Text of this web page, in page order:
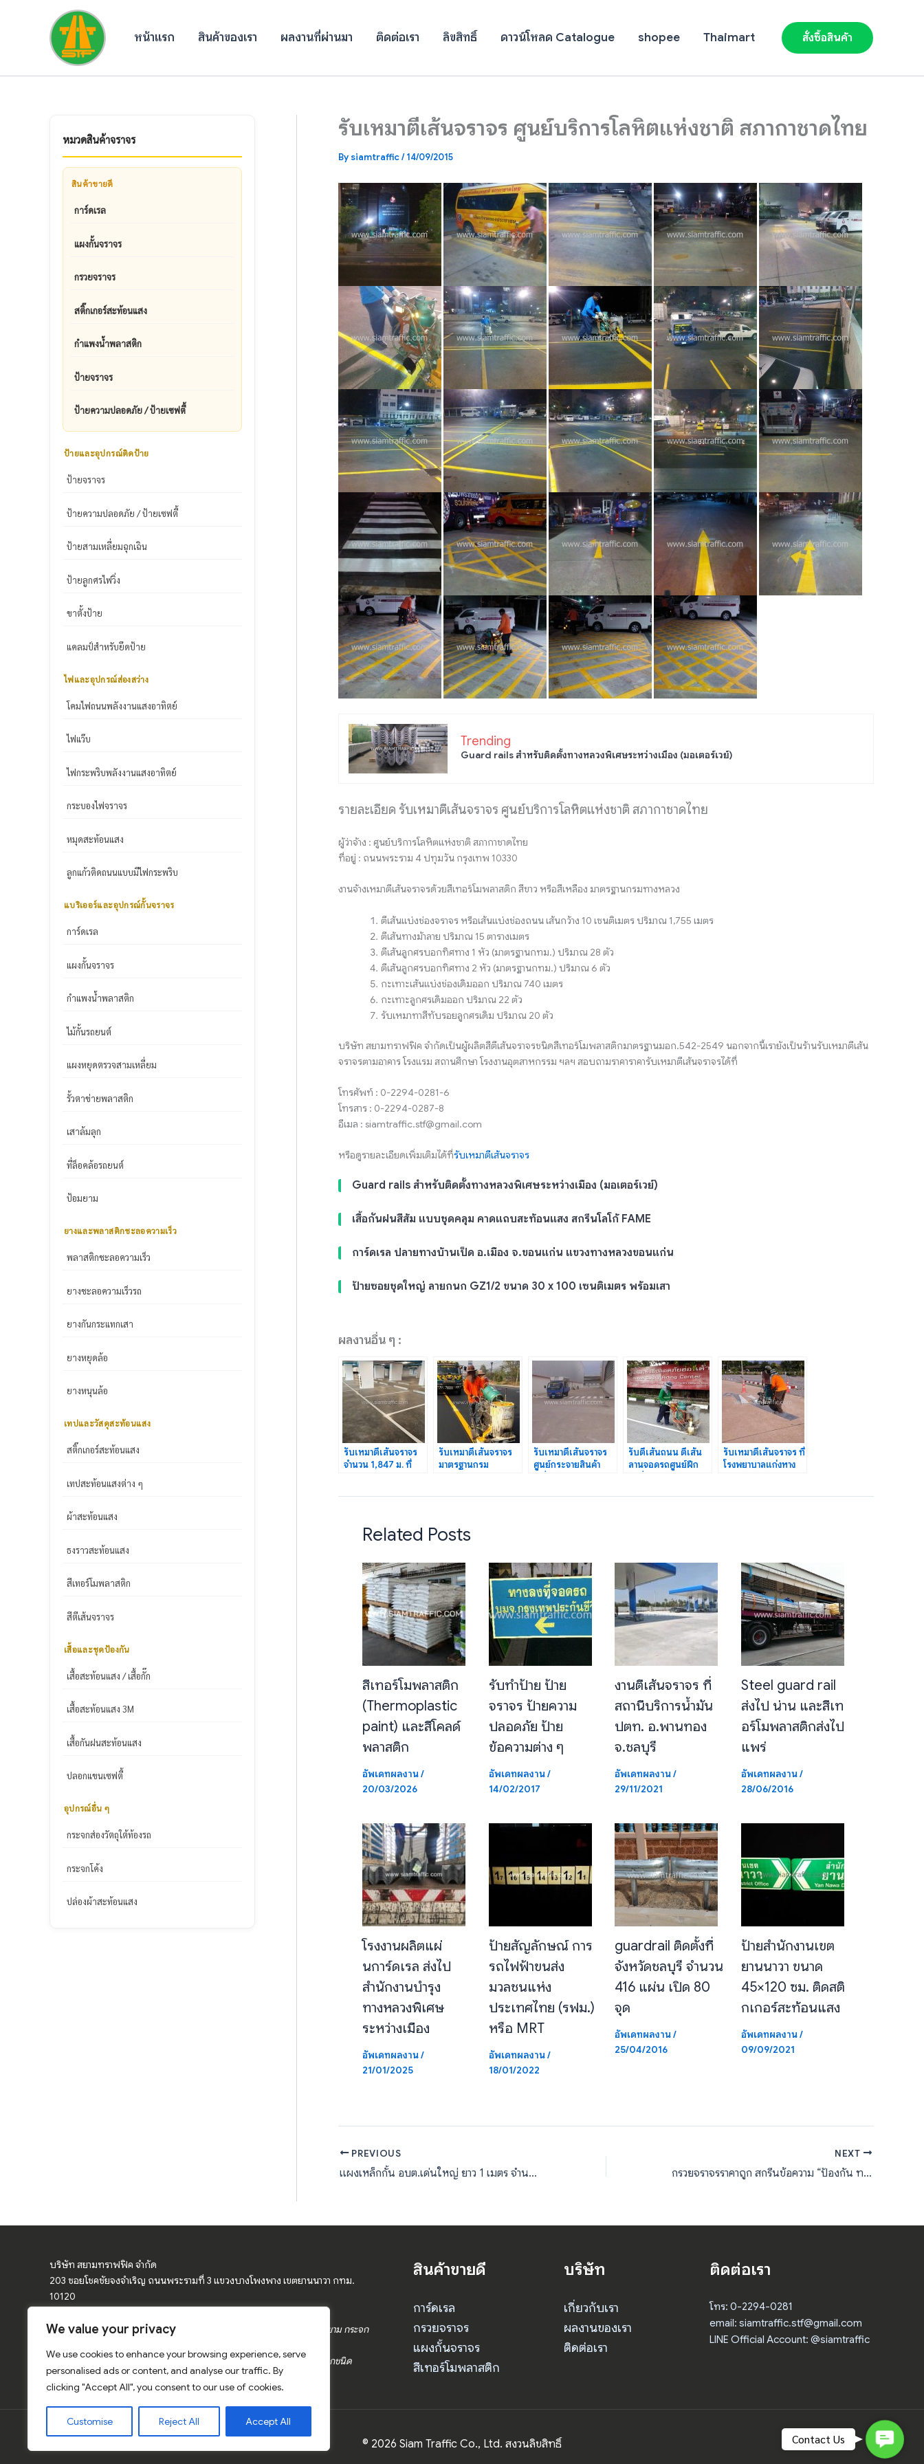
We value your privacy
We use cookies to enhance your browsing experience, serve
personalised ads or content, and analyse our traffic. By
clicking "Accept All", you consent to our use of cookies.
Customise Reject All Accept All
หน้าแรก สินค้าของเรา ผลงานที่ผ่านมา ติดต่อเรา ลิขสิทธิ์ ดาวน์โหลด Catalogue shopee Thaimart สั่งซื้อสินค้า
หมวดสินค้าจราจร
สินค้าขายดี
การ์ดเรล
แผงกั้นจราจร
กรวยจราจร
สติ๊กเกอร์สะท้อนแสง
กำแพงน้ำพลาสติก
ป้ายจราจร
ป้ายความปลอดภัย / ป้ายเซฟตี้
ป้ายและอุปกรณ์ติดป้าย
ป้ายจราจร
ป้ายความปลอดภัย / ป้ายเซฟตี้
ป้ายสามเหลี่ยมฉุกเฉิน
ป้ายลูกศรไฟวิ่ง
ขาตั้งป้าย
แคลมป์สำหรับยึดป้าย
ไฟและอุปกรณ์ส่องสว่าง
โคมไฟถนนพลังงานแสงอาทิตย์
ไฟแว๊บ
ไฟกระพริบพลังงานแสงอาทิตย์
กระบองไฟจราจร
หมุดสะท้อนแสง
ลูกแก้วติดถนนแบบมีไฟกระพริบ
แบริเออร์และอุปกรณ์กั้นจราจร
การ์ดเรล
แผงกั้นจราจร
กำแพงน้ำพลาสติก
ไม้กั้นรถยนต์
แผงหยุดตรวจสามเหลี่ยม
รั้วตาข่ายพลาสติก
เสาล้มลุก
ที่ล็อคล้อรถยนต์
ป้อมยาม
ยางและพลาสติกชะลอความเร็ว
พลาสติกชะลอความเร็ว
ยางชะลอความเร็วรถ
ยางกันกระแทกเสา
ยางหยุดล้อ
ยางหนุนล้อ
เทปและวัสดุสะท้อนแสง
สติ๊กเกอร์สะท้อนแสง
เทปสะท้อนแสงต่าง ๆ
ผ้าสะท้อนแสง
ธงราวสะท้อนแสง
สีเทอร์โมพลาสติก
สีตีเส้นจราจร
เสื้อและชุดป้องกัน
เสื้อสะท้อนแสง / เสื้อกั๊ก
เสื้อสะท้อนแสง 3M
เสื้อกันฝนสะท้อนแสง
ปลอกแขนเซฟตี้
อุปกรณ์อื่น ๆ
กระจกส่องวัตถุใต้ท้องรถ
กระจกโค้ง
ปล่องผ้าสะท้อนแสง
รับเหมาตีเส้นจราจร ศูนย์บริการโลหิตแห่งชาติ สภากาชาดไทย
By siamtraffic/14/09/2015
Trending
Guard rails สำหรับติดตั้งทางหลวงพิเศษระหว่างเมือง (มอเตอร์เวย์)
รายละเอียด รับเหมาตีเส้นจราจร ศูนย์บริการโลหิตแห่งชาติ สภากาชาดไทย
ผู้ว่าจ้าง : ศูนย์บริการโลหิตแห่งชาติ สภากาชาดไทย
ที่อยู่ : ถนนพระราม 4 ปทุมวัน กรุงเทพ 10330
งานจ้างเหมาตีเส้นจราจรด้วยสีเทอร์โมพลาสติก สีขาว หรือสีเหลือง มาตรฐานกรมทางหลวง
ตีเส้นแบ่งช่องจราจร หรือเส้นแบ่งช่องถนน เส้นกว้าง 10 เซนติเมตร ปริมาณ 1,755 เมตร
ตีเส้นทางม้าลาย ปริมาณ 15 ตารางเมตร
ตีเส้นลูกศรบอกทิศทาง 1 หัว (มาตรฐานกทม.) ปริมาณ 28 ตัว
ตีเส้นลูกศรบอกทิศทาง 2 หัว (มาตรฐานกทม.) ปริมาณ 6 ตัว
กะเทาะเส้นแบ่งช่องเดิมออก ปริมาณ 740 เมตร
กะเทาะลูกศรเดิมออก ปริมาณ 22 ตัว
รับเหมาทาสีทับรอยลูกศรเดิม ปริมาณ 20 ตัว
บริษัท สยามทราฟฟิค จำกัดเป็นผู้ผลิตสีตีเส้นจราจรชนิดสีเทอร์โมพลาสติกมาตรฐานมอก.542-2549 นอกจากนี้เรายังเป็นร้านรับเหมาตีเส้น
จราจรตามอาคาร โรงแรม สถานศึกษา โรงงานอุตสาหกรรม ฯลฯ สอบถามราคาราคารับเหมาตีเส้นจราจรได้ที่
โทรศัพท์ : 0-2294-0281-6
โทรสาร : 0-2294-0287-8
อีเมล : siamtraffic.stf@gmail.com
หรือดูรายละเอียดเพิ่มเติมได้ที่รับเหมาตีเส้นจราจร
Guard rails สำหรับติดตั้งทางหลวงพิเศษระหว่างเมือง (มอเตอร์เวย์)
เสื้อกันฝนสีส้ม แบบชุดคลุม คาดแถบสะท้อนแสง สกรีนโลโก้ FAME
การ์ดเรล ปลายทางบ้านเป็ด อ.เมือง จ.ขอนแก่น แขวงทางหลวงขอนแก่น
ป้ายซอยชุดใหญ่ ลายกนก GZ1/2 ขนาด 30 x 100 เซนติเมตร พร้อมเสา
ผลงานอื่น ๆ :
รับเหมาตีเส้นจราจร
จำนวน 1,847 ม. ที่
รับเหมาตีเส้นจราจร
มาตรฐานกรม
รับเหมาตีเส้นจราจร
ศูนย์กระจายสินค้า
รับตีเส้นถนน ตีเส้น
ลานจอดรถศูนย์ฝึก
รับเหมาตีเส้นจราจร ที่
โรงพยาบาลแก่งหาง
Related Posts
สีเทอร์โมพลาสติก
(Thermoplastic
paint) และสีโคลด์
พลาสติก
อัพเดทผลงาน/
20/03/2026
รับทำป้าย ป้าย
จราจร ป้ายความ
ปลอดภัย ป้าย
ข้อความต่าง ๆ
อัพเดทผลงาน/
14/02/2017
งานตีเส้นจราจร ที่
สถานีบริการน้ำมัน
ปตท. อ.พานทอง
จ.ชลบุรี
อัพเดทผลงาน/
29/11/2021
Steel guard rail
ส่งไป น่าน และสีเท
อร์โมพลาสติกส่งไป
แพร่
อัพเดทผลงาน/
28/06/2016
โรงงานผลิตแผ่
นการ์ดเรล ส่งไป
สำนักงานบำรุง
ทางหลวงพิเศษ
ระหว่างเมือง
อัพเดทผลงาน/
21/01/2025
ป้ายสัญลักษณ์ การ
รถไฟฟ้าขนส่ง
มวลชนแห่ง
ประเทศไทย (รฟม.)
หรือ MRT
อัพเดทผลงาน/
18/01/2022
guardrail ติดตั้งที่
จังหวัดชลบุรี จำนวน
416 แผ่น เปิด 80
จุด
อัพเดทผลงาน/
25/04/2016
ป้ายสำนักงานเขต
ยานนาวา ขนาด
45×120 ซม. ติดสติ
กเกอร์สะท้อนแสง
อัพเดทผลงาน/
09/09/2021
PREVIOUS
แผงเหล็กกั้น อบต.เด่นใหญ่ ยาว 1 เมตร จำนวน 6 แผง
NEXT
กรวยจราจรราคาถูก สกรีนข้อความ “ป้องกัน ทต.ฉลอง” จำนวน 60 ใบ
บริษัท สยามทราฟฟิค จำกัด
203 ซอยโชคชัยจงจำเริญ ถนนพระรามที่ 3 แขวงบางโพงพาง เขตยานนาวา กทม.
10120
จำหน่ายอุปกรณ์จราจร ป้ายจราจร ป้ายเตือน กรวยจราจร แผงกั้นจราจร ป้อมยาม กระจก
การ์ดเรล ป้ายเซฟตี้ สีเทอร์โมพลาสติก สติ๊กเกอร์สะท้อนแสง อุปกรณ์จราจรทุกชนิด
สินค้าขายดี
การ์ดเรล
กรวยจราจร
แผงกั้นจราจร
สีเทอร์โมพลาสติก
บริษัท
เกี่ยวกับเรา
ผลงานของเรา
ติดต่อเรา
ติดต่อเรา
โทร: 0-2294-0281
email: siamtraffic.stf@gmail.com
LINE Official Account: @siamtraffic
© 2026 Siam Traffic Co., Ltd. สงวนลิขสิทธิ์
Contact
Contact Us